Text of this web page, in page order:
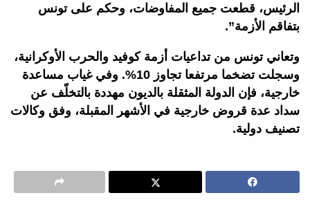
الرئيس، قطعت جميع المفاوضات، وحكم على تونس
بتفاقم الأزمة”.
وتعاني تونس من تداعيات أزمة كوفيد والحرب الأوكرانية،
وسجلت تضخما مرتفعا تجاوز 10%. وفي غياب مساعدة
خارجية، فإن الدولة المثقلة بالديون مهددة بالتخلّف عن
سداد عدة قروض خارجية في الأشهر المقبلة، وفق وكالات
تصنيف دولية.